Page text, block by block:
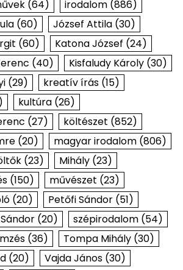
(64) irodalom(886)
(60) József Attila(30)
(60) Katona József (24)
(40) Kisfaludy Károly(30)
(29) kreatív írás(15)
kultúra(26)
(27) költészet (852)
(20) magyar irodalom(806)
(23) Mihály(23)
(150) művészet (23)
(20) Petőfi Sándor(51)
(20) szépirodalom(54)
(36) Tompa Mihály(30)
(20) Vajda János(30)